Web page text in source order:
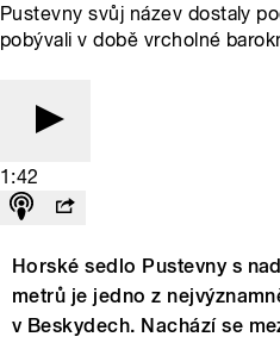
Pustevny svůj název dostaly
pobývali v době vrcholné
1:42
Horské sedlo Pustevny s
metrů je jedno z
v Beskydech. Nachází se